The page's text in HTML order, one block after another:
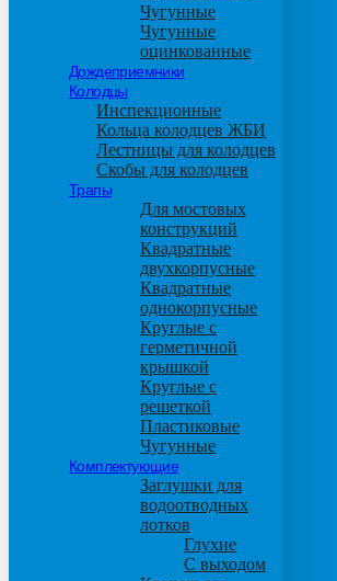
Чугунные
Чугунные
оцинкованные
Дождеприемники
Колодцы
Инспекционные
Кольца колодцев ЖБИ
Лестницы для колодцев
Скобы для колодцев
Трапы
Для мостовых
конструкций
Квадратные
двухкорпусные
Квадратные
однокорпусные
Круглые с
герметичной
крышкой
Круглые с
решеткой
Пластиковые
Чугунные
Комплектующие
Заглушки для
водоотводных
лотков
Глухие
С выходом